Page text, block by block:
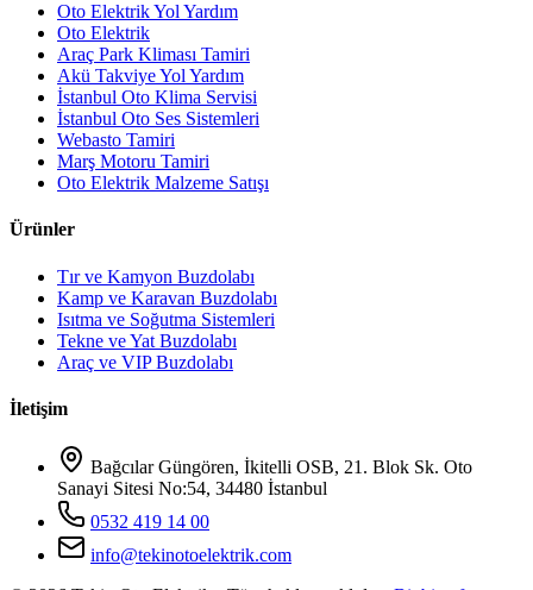
Oto Elektrik Yol Yardım
Oto Elektrik
Araç Park Kliması Tamiri
Akü Takviye Yol Yardım
İstanbul Oto Klima Servisi
İstanbul Oto Ses Sistemleri
Webasto Tamiri
Marş Motoru Tamiri
Oto Elektrik Malzeme Satışı
Ürünler
Tır ve Kamyon Buzdolabı
Kamp ve Karavan Buzdolabı
Isıtma ve Soğutma Sistemleri
Tekne ve Yat Buzdolabı
Araç ve VIP Buzdolabı
İletişim
Bağcılar Güngören, İkitelli OSB, 21. Blok Sk. Oto
Sanayi Sitesi No:54, 34480 İstanbul
0532 419 14 00
info@tekinotoelektrik.com